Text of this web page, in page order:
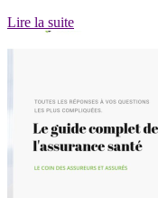
Lire la suite